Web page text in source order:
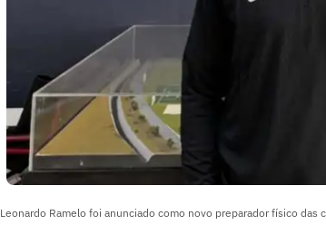
Leonardo Ramelo foi anunciado como novo preparador físico